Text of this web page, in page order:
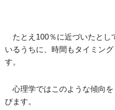
たとえ100％に近づいたとし
いるうちに、時間もタイミン
す。
心理学ではこのような傾向
びます。